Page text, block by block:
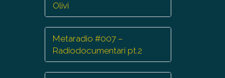
Olivi
Metaradio #007 –
Radiodocumentari pt.2